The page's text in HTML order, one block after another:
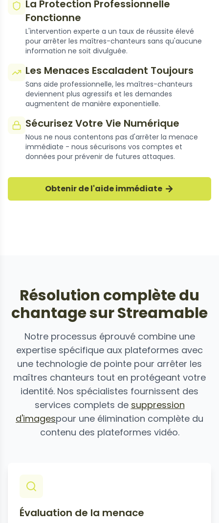
La Protection Professionnelle
Fonctionne
L'intervention experte a un taux de réussite élevé
pour arrêter les maîtres-chanteurs sans qu'aucune
information ne soit divulguée.
Les Menaces Escaladent Toujours
Sans aide professionnelle, les maîtres-chanteurs
deviennent plus agressifs et les demandes
augmentent de manière exponentielle.
Sécurisez Votre Vie Numérique
Nous ne nous contentons pas d'arrêter la menace
immédiate - nous sécurisons vos comptes et
données pour prévenir de futures attaques.
Obtenir de l'aide immédiate
Des milliers de Cas Résolus
Nos experts ont réussi à arrêter des milliers de
Résolution complète du
chantage sur Streamable
Notre processus éprouvé combine une
expertise spécifique aux plateformes avec
une technologie de pointe pour arrêter les
maîtres chanteurs tout en protégeant votre
identité. Nos spécialistes fournissent des
services complets de suppression
d'imagespour une élimination complète du
contenu des plateformes vidéo.
Évaluation de la menace